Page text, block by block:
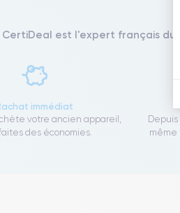
CertiDeal est l'expert français du
immédiat
votre ancien appareil,
des économies.
même